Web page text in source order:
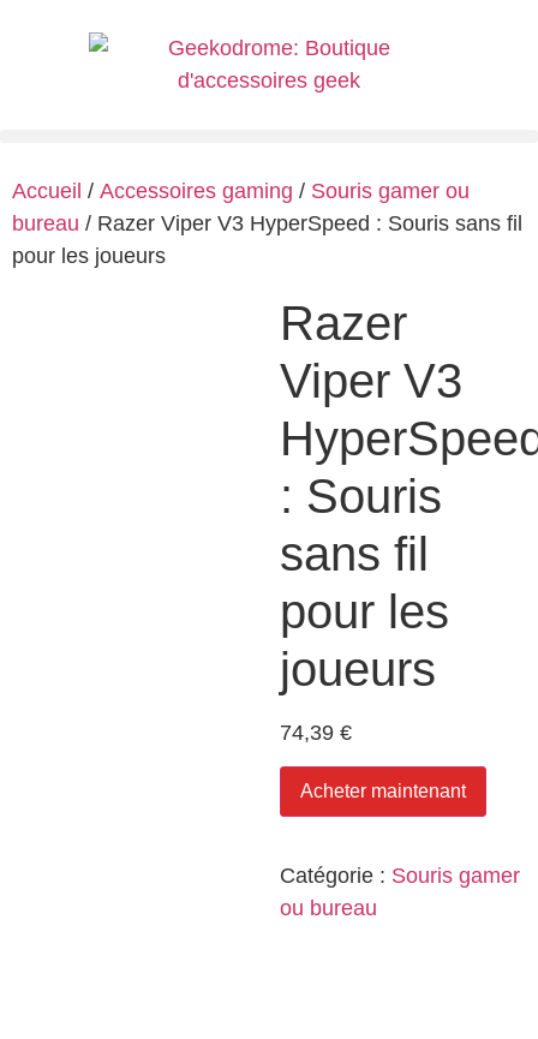
Accueil / Accessoires gaming / Souris gamer ou
bureau / Razer Viper V3 HyperSpeed : Souris sans fil
pour les joueurs
Razer
Viper V3
: Souris
sans fil
pour les
joueurs
74,39 €
Acheter maintenant
Catégorie : Souris gamer
ou bureau